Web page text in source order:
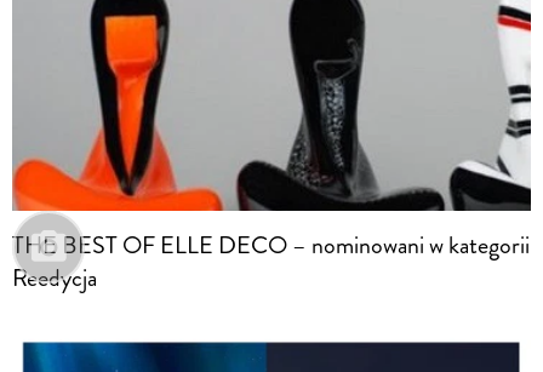
THE BEST OF ELLE DECO – nominowani w kategorii
Reedycja